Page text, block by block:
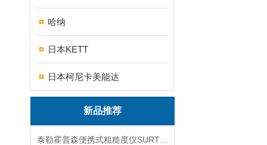
哈纳
日本KETT
日本柯尼卡美能达
新品推荐